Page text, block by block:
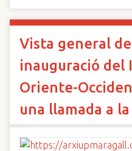
Vista general
inauguració del
Oriente-
una llamada a